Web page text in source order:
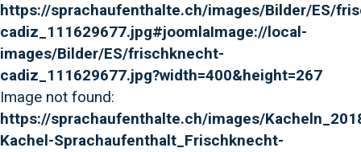
https://sprachaufenthalte.ch/images/Bilder/ES/
cadiz_111629677.jpg#joomlaImage://local-
images/Bilder/ES/frischknecht-
cadiz_111629677.jpg?width=400&height=267
Image not found:
https://sprachaufenthalte.ch/images/
Kachel-Sprachaufenthalt_Frischknecht-